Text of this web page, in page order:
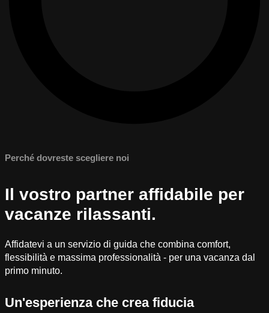
Perché dovreste scegliere noi
Il vostro partner affidabile per
vacanze rilassanti.
Affidatevi a un servizio di guida che combina comfort,
flessibilità e massima professionalità - per una vacanza dal
primo minuto.
Un'esperienza che crea fiducia